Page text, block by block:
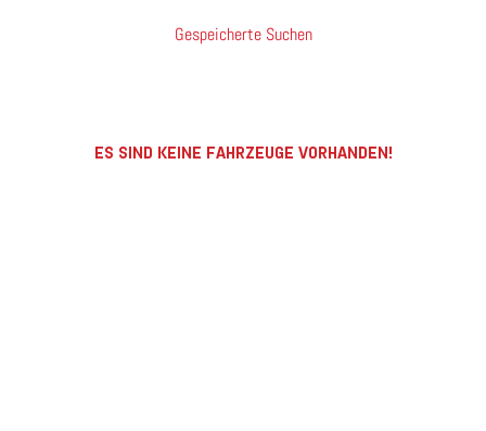
Gespeicherte Suchen
ES SIND KEINE FAHRZEUGE VORHANDEN!